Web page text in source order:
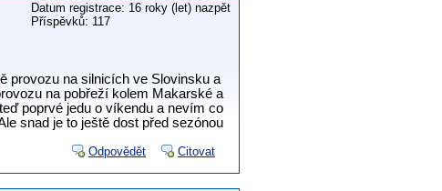
Datum registrace: 16 roky (let) nazpět
Příspěvků: 117
provozu na silnicích ve Slovinsku a
na pobřeží kolem Makarské a
poprvé jedu o víkendu a nevím co
snad je to ještě dost před sezónou
Odpovědět Citovat